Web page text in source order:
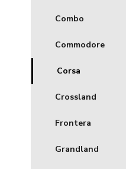
Combo
Commodore
Corsa
Crossland
Frontera
Grandland